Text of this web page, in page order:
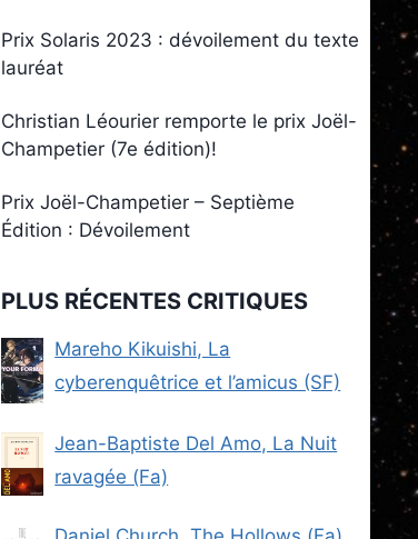
Prix Solaris 2023 : dévoilement du texte
lauréat
Christian Léourier remporte le prix Joël-
Champetier (7e édition)!
Prix Joël-Champetier – Septième
Édition : Dévoilement
PLUS RÉCENTES CRITIQUES
Mareho Kikuishi, La
cyberenquêtrice et l’amicus (SF)
Jean-Baptiste Del Amo, La Nuit
ravagée (Fa)